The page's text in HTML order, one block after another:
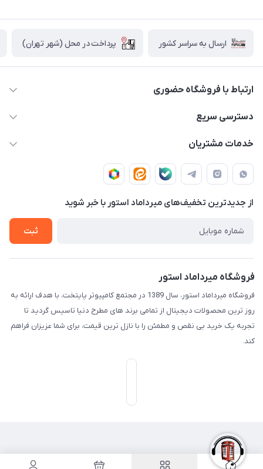
ارسال به سراسر کشور پرداخت در محل (شهر تهران)
ارتباط با فروشگاه حضوری
02188874370 - 02188874371
پایتخت - طبقه اول - واحد 172
دسترسی سریع
صـفـحـه اصـلـی
دربـاره مـیـردامـاد اسـتـور
خدمات مشتریان
قـوانـیـن و مـقـررات
روش هـای پـرداخـت
تـیـکـت بـه پـشـتـیـبـانـی
از جدید‌ترین تخفیف‌های میرداماد استور با‌ خبر شوید
ثبت
فروشگاه میرداماد استور
فروشگاه میرداماد استور، سال 1389 در مجتمع کامپیوتر پایتخت، با هدف ارائه به
روز ترین محصولات دیجیتال از تمامی برند های مطرح دنیا تاسیس گردید تا
تجربه یک خرید بی نقص و مطمئن را با نازل ترین قیمت، برای شما عزیزان فراهم
کند.